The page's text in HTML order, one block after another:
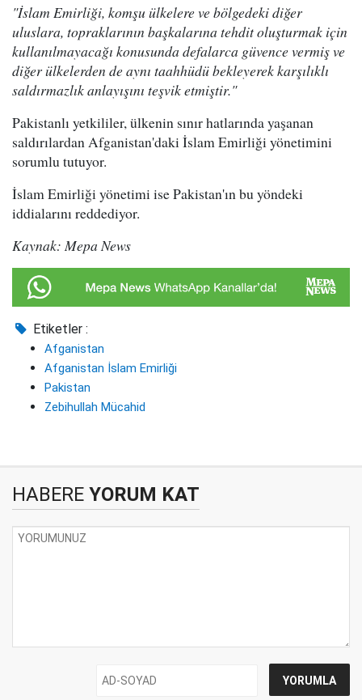
"İslam Emirliği, komşu ülkelere ve bölgedeki diğer
uluslara, topraklarının başkalarına tehdit oluşturmak için
kullanılmayacağı konusunda defalarca güvence vermiş ve
diğer ülkelerden de aynı taahhüdü bekleyerek karşılıklı
saldırmazlık anlayışını teşvik etmiştir."
Pakistanlı yetkililer, ülkenin sınır hatlarında yaşanan
saldırılardan Afganistan'daki İslam Emirliği yönetimini
sorumlu tutuyor.
İslam Emirliği yönetimi ise Pakistan'ın bu yöndeki
iddialarını reddediyor.
Kaynak: Mepa News
Etiketler :
Afganistan
Afganistan İslam Emirliği
Pakistan
Zebihullah Mücahid
HABERE YORUM KAT